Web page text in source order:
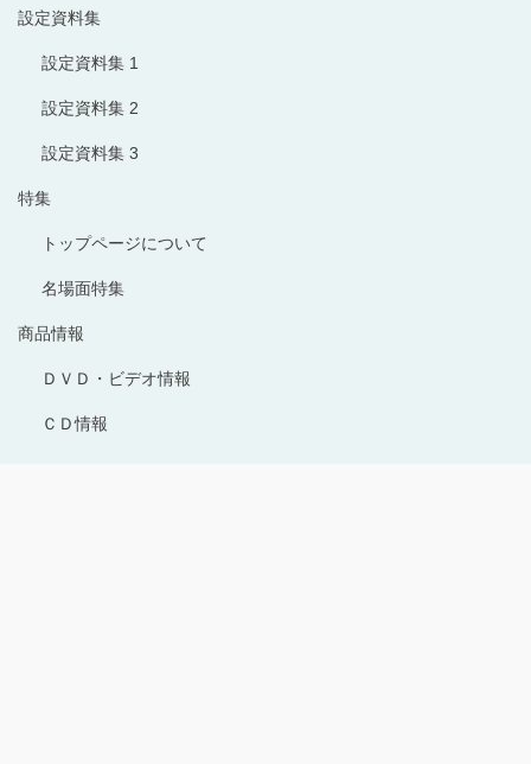
設定資料集
設定資料集 1
設定資料集 2
設定資料集 3
特集
トップページについて
名場面特集
商品情報
ＤＶＤ・ビデオ情報
ＣＤ情報